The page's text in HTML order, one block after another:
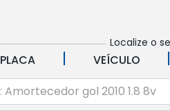
Localize o
PLACA | VEÍCULO |